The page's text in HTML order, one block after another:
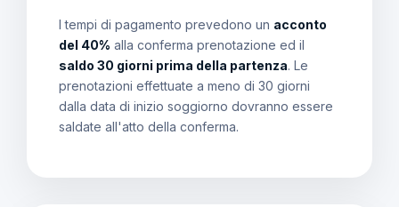
I tempi di pagamento prevedono un acconto
del 40% alla conferma prenotazione ed il
saldo 30 giorni prima della partenza. Le
prenotazioni effettuate a meno di 30 giorni
dalla data di inizio soggiorno dovranno essere
saldate all'atto della conferma.